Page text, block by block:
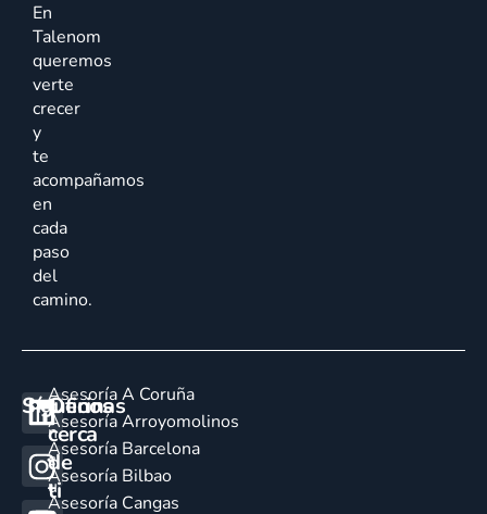
En
Talenom
queremos
verte
crecer
y
te
acompañamos
en
cada
paso
del
camino.
Síguenos
Oficinas
cerca
de
ti
E
n
c
u
Asesoría A Coruña
Asesoría Arroyomolinos
Asesoría Barcelona
Asesoría Bilbao
Asesoría Cangas